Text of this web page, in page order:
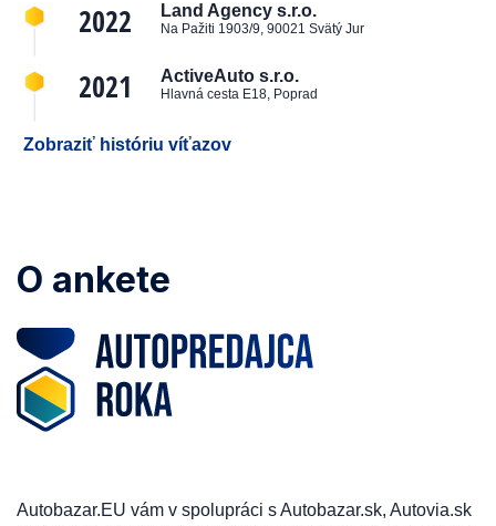
2022 Land Agency s.r.o.
Na Pažiti 1903/9, 90021 Svätý Jur
2021 ActiveAuto s.r.o.
Hlavná cesta E18, Poprad
Zobraziť históriu víťazov
O ankete
Autobazar.EU vám v spolupráci s Autobazar.sk, Autovia.sk